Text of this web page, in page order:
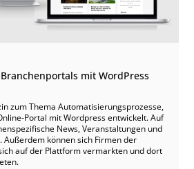
mit WordPress
zum Thema Automatisierungsprozesse,
Portal mit Wordpress entwickelt. Auf
News, Veranstaltungen und
Außerdem können sich Firmen der
auf der Plattform vermarkten und dort